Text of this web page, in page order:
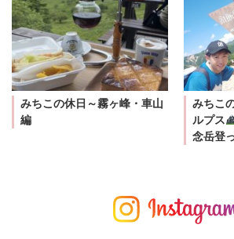
みちこの休日～霧ヶ峰・車山
編
みちこ
ルプス
念岳登